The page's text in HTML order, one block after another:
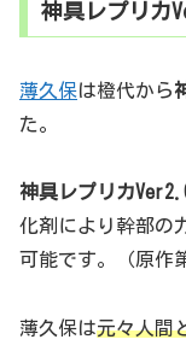
神具レプリカ
薄久保は橙代から
た。
神具レプリカ
化剤により幹部の
可能です。（原作
薄久保は元々人間